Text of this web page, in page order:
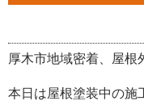
厚木市地域密着、屋根
本日は屋根塗装中の施